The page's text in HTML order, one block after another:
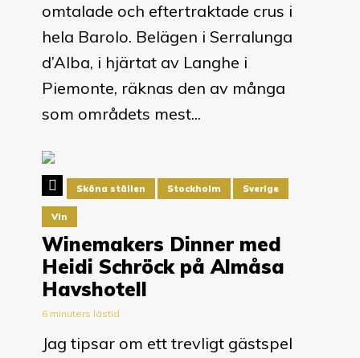
omtalade och eftertraktade crus i
hela Barolo. Belägen i Serralunga
d’Alba, i hjärtat av Langhe i
Piemonte, räknas den av många
som områdets mest...
Sköna ställen Stockholm Sverige
Vin
Winemakers Dinner med
Heidi Schröck på Almåsa
Havshotell
6 minuters lästid
Jag tipsar om ett trevligt gästspel